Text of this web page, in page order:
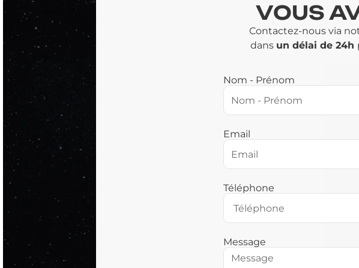
VOUS
Contactez-nous via
dans un délai de 24h
Nom - Prénom
Email
Téléphone
Message